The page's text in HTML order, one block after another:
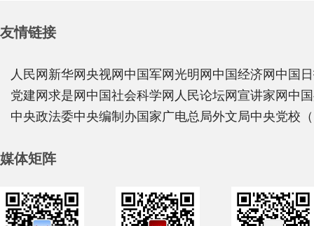
友情链接
人民网 新华网 央视网 中国军网 光明网 中国经济网 中国
党建网 求是网 中国社会科学网 人民论坛网 宣讲家网 中
中央政法委中央编制办国家广电总局外文局中央党校
媒体矩阵